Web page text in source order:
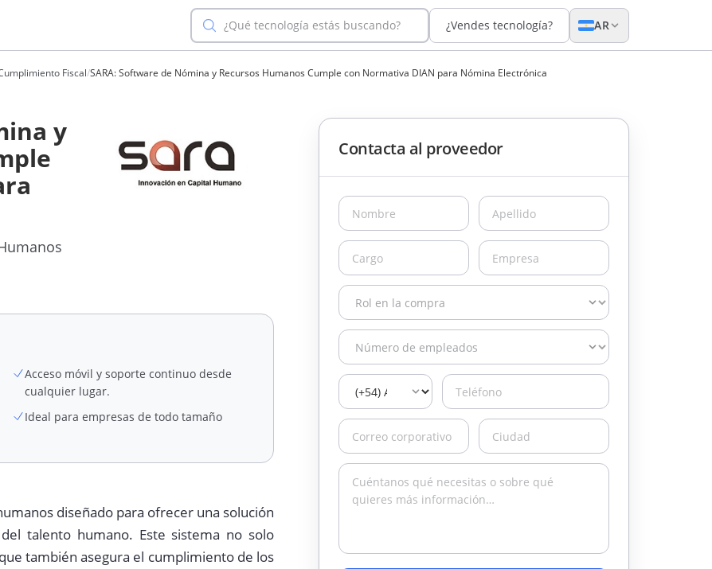
¿Qué tecnología estás buscando? ¿Vendes tecnología? AR
Fiscal/SARA: Software de Nómina y Recursos Humanos Cumple con Normativa DIAN para Nómina Electrónica
y
Acceso móvil y soporte continuo desde
cualquier lugar.
Ideal para empresas de todo tamaño
diseñado para ofrecer una solución
talento humano. Este sistema no solo
también asegura el cumplimiento de los
Contacta al proveedor